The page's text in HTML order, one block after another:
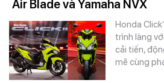
Air Blade và Yamaha NVX
Honda
trình làng
cải tiến,
mẽ cùng